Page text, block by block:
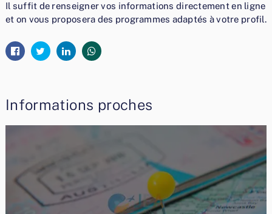
Il suffit de renseigner vos informations directement en ligne
et on vous proposera des programmes adaptés à votre profil.
Informations proches